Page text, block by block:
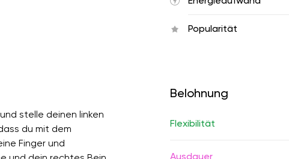
stelle deinen linken
du mit dem
Finger und
Popularität
Belohnung
Flexibilität
Ausdauer